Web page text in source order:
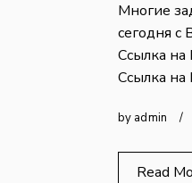
Многие
сегодня с
Ссылка на
Ссылка на
by admin
Read